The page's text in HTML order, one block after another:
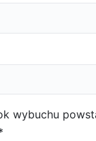
wybuchu